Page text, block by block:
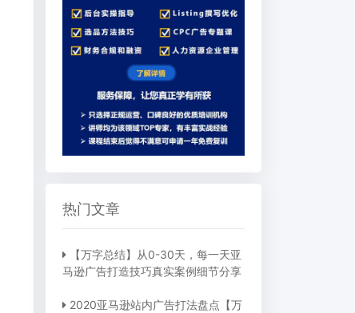
热门文章
【万字总结】从0-30天，每一天亚
马逊广告打造技巧真实案例细节分享
2020亚马逊站内广告打法盘点【万